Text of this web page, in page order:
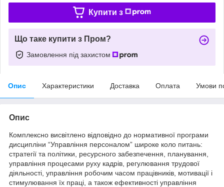
Купити з
Що таке купити з Пром?
Замовлення під захистом
Опис Характеристики Доставка Оплата Умови
Опис
Комплексно висвітлено відповідно до нормативної програми
дисципліни “Управління персоналом” широке коло питань:
стратегії та політики, ресурсного забезпечення, планування,
управління процесами руху кадрів, регулювання трудової
діяльності, управління робочим часом працівників, мотивації і
стимулювання їх праці, а також ефективності управління